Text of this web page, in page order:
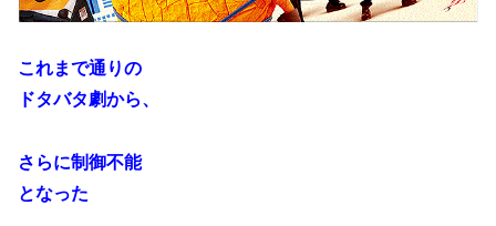
これまで通りの
ドタバタ劇から、
さらに制御不能
となった